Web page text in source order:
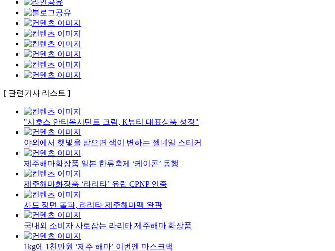
[ 관련기사 리스트 ]
"시호스 안티옥시던트 크림, K뷰티 대표상품 성장"
야외에서 햇빛을 받으면 색이 변하는 젤네일 스티커
제주해마화장품 일본 한류축제 ‘케이콘’ 동행
제주해마화장품 ‘라리타’ 유럽 CPNP 인증
사드 정면 돌파, 라리타 제주해마팩 완판
국내외 소비자 사로잡는 라리타 제주해마 화장품
1kg에 1천만원 ‘제주 해마’ 이번엔 마스크팩